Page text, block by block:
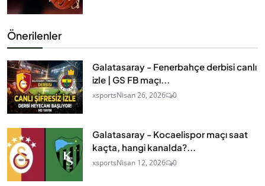
Önerilenler
Galatasaray - Fenerbahçe derbisi canlı
izle | GS FB maçı...
xsportsNisan 26, 2026 0
Galatasaray - Kocaelispor maçı saat
kaçta, hangi kanalda?...
xsportsNisan 12, 2026 0